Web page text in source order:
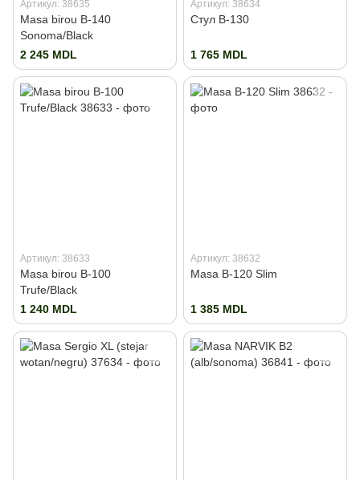
Артикул: 38635
Masa birou B-140
Sonoma/Black
2 245 MDL
Артикул: 38634
Стул B-130
1 765 MDL
Артикул: 38633
Masa birou B-100
Trufe/Black
1 240 MDL
Артикул: 38632
Masa B-120 Slim
1 385 MDL